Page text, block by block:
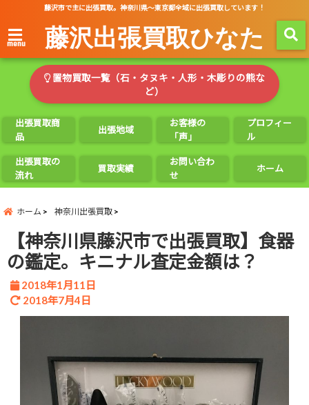
藤沢市で主に出張買取。神奈川県～東京都全域に出張買取しています！
menu 藤沢出張買取ひなた
置物買取一覧（石・タヌキ・人形・木彫りの熊な
ど）
出張買取商
品
出張地域
お客様の
「声」
プロフィー
ル
出張買取の
流れ
買取実績
お問い合わ
せ
ホーム
ホーム 神奈川出張買取
【神奈川県藤沢市で出張買取】食器
の鑑定。キニナル査定金額は？
2018年1月11日
2018年7月4日